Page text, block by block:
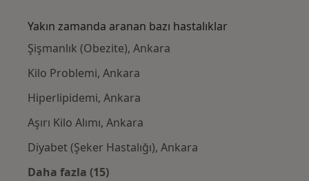
Yakın zamanda aranan bazı hastalıklar
Şişmanlık (Obezite), Ankara
Kilo Problemi, Ankara
Hiperlipidemi, Ankara
Aşırı Kilo Alımı, Ankara
Diyabet (Şeker Hastalığı), Ankara
Daha fazla (15)